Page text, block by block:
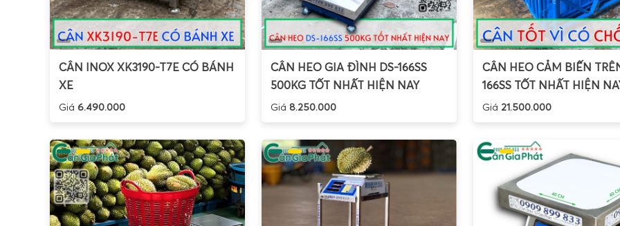
CÂN INOX XK3190-T7E CÓ BÁNH
XE
Giá 6.490.000
CÂN HEO GIA ĐÌNH DS-166SS
500KG TỐT NHẤT HIỆN NAY
Giá 8.250.000
CÂN HEO CẢM BIẾN
166SS TỐT NHẤT HIỆN
Giá 21.500.000